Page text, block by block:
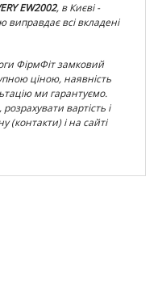
EW2002, в Києві -
виправдає всі вкладені
ФірмФіт замковий
ціною, наявність
ми гарантуємо.
вартість і
(контакти) і на сайті